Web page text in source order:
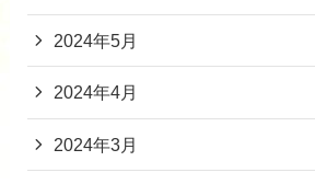
2024年5月
2024年4月
2024年3月